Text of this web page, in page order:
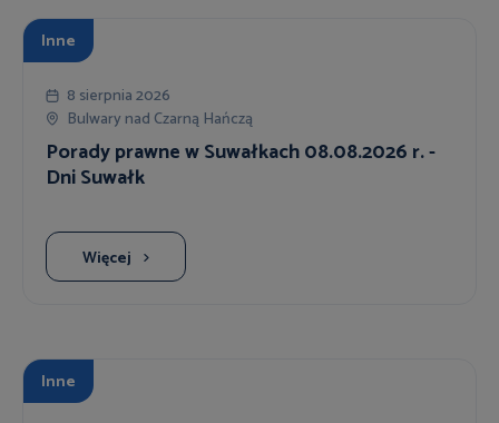
Inne
8 sierpnia 2026
Bulwary nad Czarną Hańczą
Porady prawne w Suwałkach 08.08.2026 r. -
Dni Suwałk
Więcej
Inne